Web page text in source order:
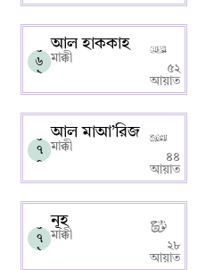
০
৬
৯
আল হাককাহ
মাক্কী
৫২
আয়াত
০
৭
০
আল মাআ’রিজ
মাক্কী
৪৪
আয়াত
০
৭
১
নূহ
মাক্কী
২৮
আয়াত